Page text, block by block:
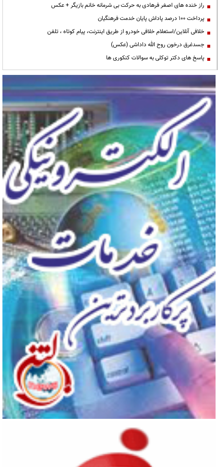
راز خنده های اصغر فرهادی به حرکت بی شرمانه خانم بازیگر + عکس
پرداخت ۱۰۰ درصد پاداش پایان خدمت فرهنگیان
خلافی آنلاین/استعلام خلافی خودرو از طریق اینترنت، پیام کوتاه ، تلفن
جسدغرق درخون روح الله داداشی (عکس)
پاسخ های دکتر توکلی به سوالات کنکوری ها